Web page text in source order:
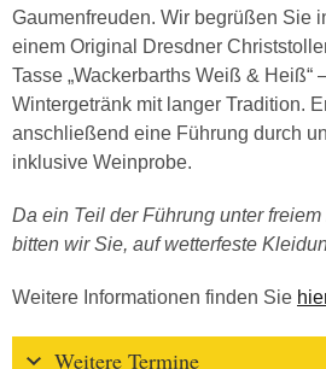
Gaumenfreuden. Wir begrüßen Sie
einem Original Dresdner
Tasse „Wackerbarths Weiß & Heiß“
Wintergetränk mit langer Tradition.
anschließend eine Führung durch
inklusive Weinprobe.
Da ein Teil der Führung unter
bitten wir Sie, auf wetterfeste
Weitere Informationen finden Sie
Weitere Termine